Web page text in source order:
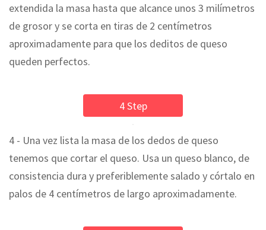
extendida la masa hasta que alcance unos 3 milímetros
de grosor y se corta en tiras de 2 centímetros
aproximadamente para que los deditos de queso
queden perfectos.
4 Step
4 - Una vez lista la masa de los dedos de queso
tenemos que cortar el queso. Usa un queso blanco, de
consistencia dura y preferiblemente salado y córtalo en
palos de 4 centímetros de largo aproximadamente.